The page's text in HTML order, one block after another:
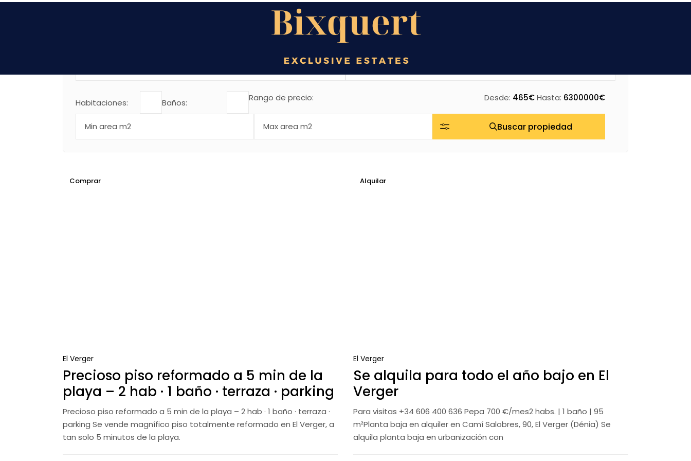
Skip
Habitaciones: Baños: Rango de precio: Desde: 465€Hasta: 6300000€
Buscar propiedad
Comprar
El Verger
Precioso piso reformado a 5 min de la
playa – 2 hab · 1 baño · terraza · parking
Precioso piso reformado a 5 min de la playa – 2 hab · 1 baño · terraza ·
parking Se vende magnífico piso totalmente reformado en El Verger, a
tan solo 5 minutos de la playa.
Alquilar
El Verger
Se alquila para todo el año bajo en El
Verger
Para visitas +34 606 400 636 Pepa 700 €/mes2 habs. | 1 baño | 95
m²Planta baja en alquiler en Camí Salobres, 90, El Verger (Dénia) Se
alquila planta baja en urbanización con